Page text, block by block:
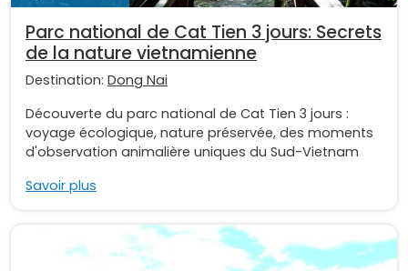
Parc national de Cat Tien 3 jours: Secrets
de la nature vietnamienne
Destination: Dong Nai
Découverte du parc national de Cat Tien 3 jours :
voyage écologique, nature préservée, des moments
d'observation animalière uniques du Sud-Vietnam
Savoir plus